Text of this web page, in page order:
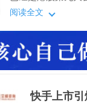
快手IPO的火热程
短视频风口的
阅读全文
快手上市